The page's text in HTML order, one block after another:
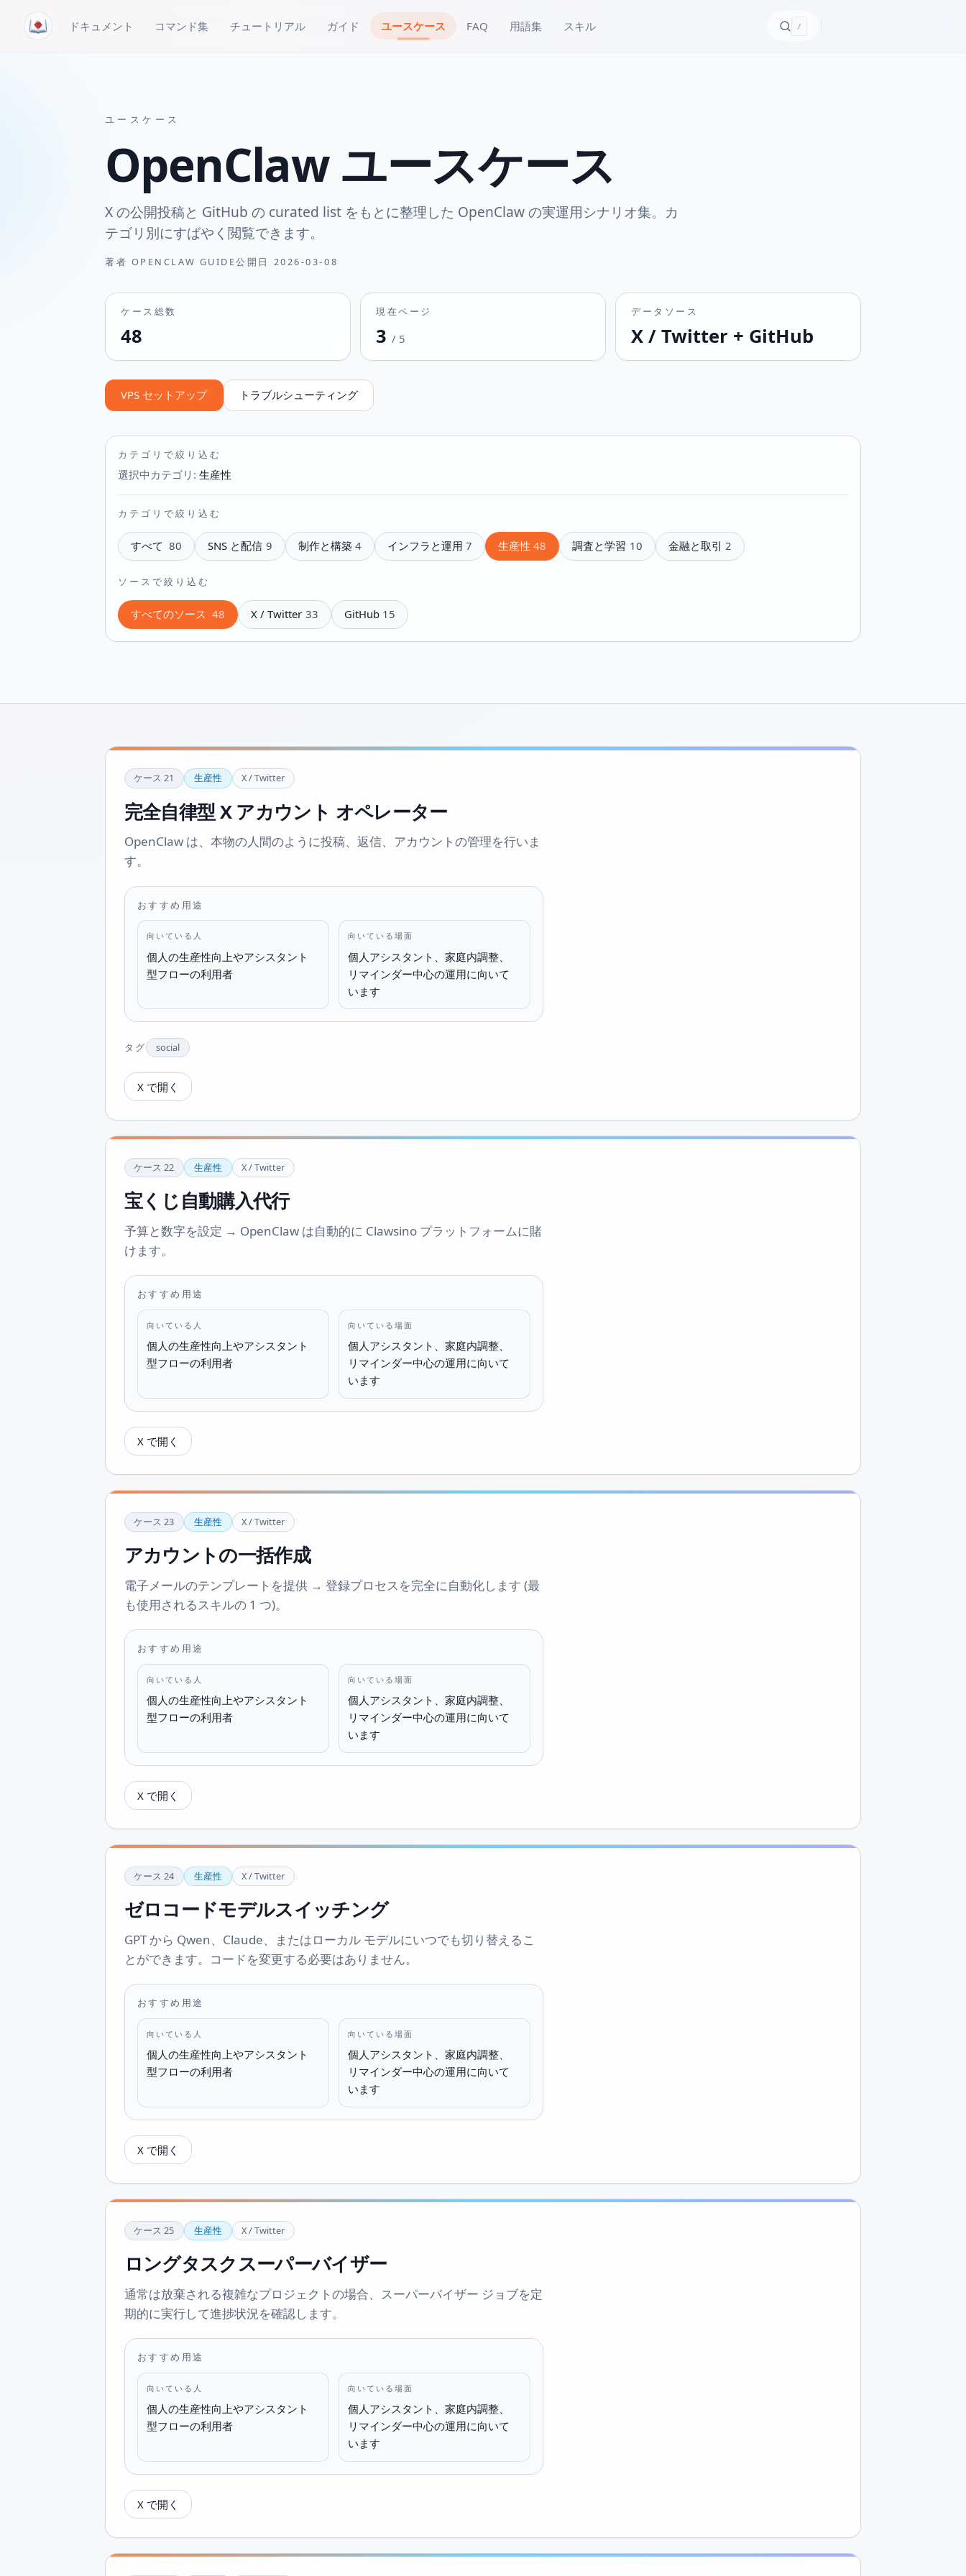
ドキュメント コマンド集 チュートリアル ガイド ユースケース FAQ 用語集 スキル /
ユースケース
OpenClaw ユースケース
X の公開投稿と GitHub の curated list をもとに整理した OpenClaw の実運用シナリオ集。カ
テゴリ別にすばやく閲覧できます。
著者 OPENCLAW GUIDE公開日 2026-03-08
ケース総数
48
現在ページ
3 / 5
データソース
X / Twitter + GitHub
VPS セットアップ トラブルシューティング
カテゴリで絞り込む
選択中カテゴリ : 生産性
カテゴリで絞り込む
すべて 80 SNS と配信 9 制作と構築 4 インフラと運用 7 生産性 48 調査と学習 10 金融と取引 2
ソースで絞り込む
すべてのソース 48 X / Twitter 33 GitHub 15
ケース 21 生産性 X / Twitter
完全自律型 X アカウント オペレーター
OpenClaw は、本物の人間のように投稿、返信、アカウントの管理を行いま
す。
おすすめ用途
向いている人
個人の生産性向上やアシスタント
型フローの利用者
向いている場面
個人アシスタント、家庭内調整、
リマインダー中心の運用に向いて
います
タグ social
X で開く
ケース 22 生産性 X / Twitter
宝くじ自動購入代行
予算と数字を設定 → OpenClaw は自動的に Clawsino プラットフォームに賭
けます。
おすすめ用途
向いている人
個人の生産性向上やアシスタント
型フローの利用者
向いている場面
個人アシスタント、家庭内調整、
リマインダー中心の運用に向いて
います
X で開く
ケース 23 生産性 X / Twitter
アカウントの一括作成
電子メールのテンプレートを提供 → 登録プロセスを完全に自動化します (最
も使用されるスキルの 1 つ)。
おすすめ用途
向いている人
個人の生産性向上やアシスタント
型フローの利用者
向いている場面
個人アシスタント、家庭内調整、
リマインダー中心の運用に向いて
います
X で開く
ケース 24 生産性 X / Twitter
ゼロコードモデルスイッチング
GPT から Qwen、Claude、またはローカル モデルにいつでも切り替えるこ
とができます。コードを変更する必要はありません。
おすすめ用途
向いている人
個人の生産性向上やアシスタント
型フローの利用者
向いている場面
個人アシスタント、家庭内調整、
リマインダー中心の運用に向いて
います
X で開く
ケース 25 生産性 X / Twitter
ロングタスクスーパーバイザー
通常は放棄される複雑なプロジェクトの場合、スーパーバイザー ジョブを定
期的に実行して進捗状況を確認します。
おすすめ用途
向いている人
個人の生産性向上やアシスタント
型フローの利用者
向いている場面
個人アシスタント、家庭内調整、
リマインダー中心の運用に向いて
います
X で開く